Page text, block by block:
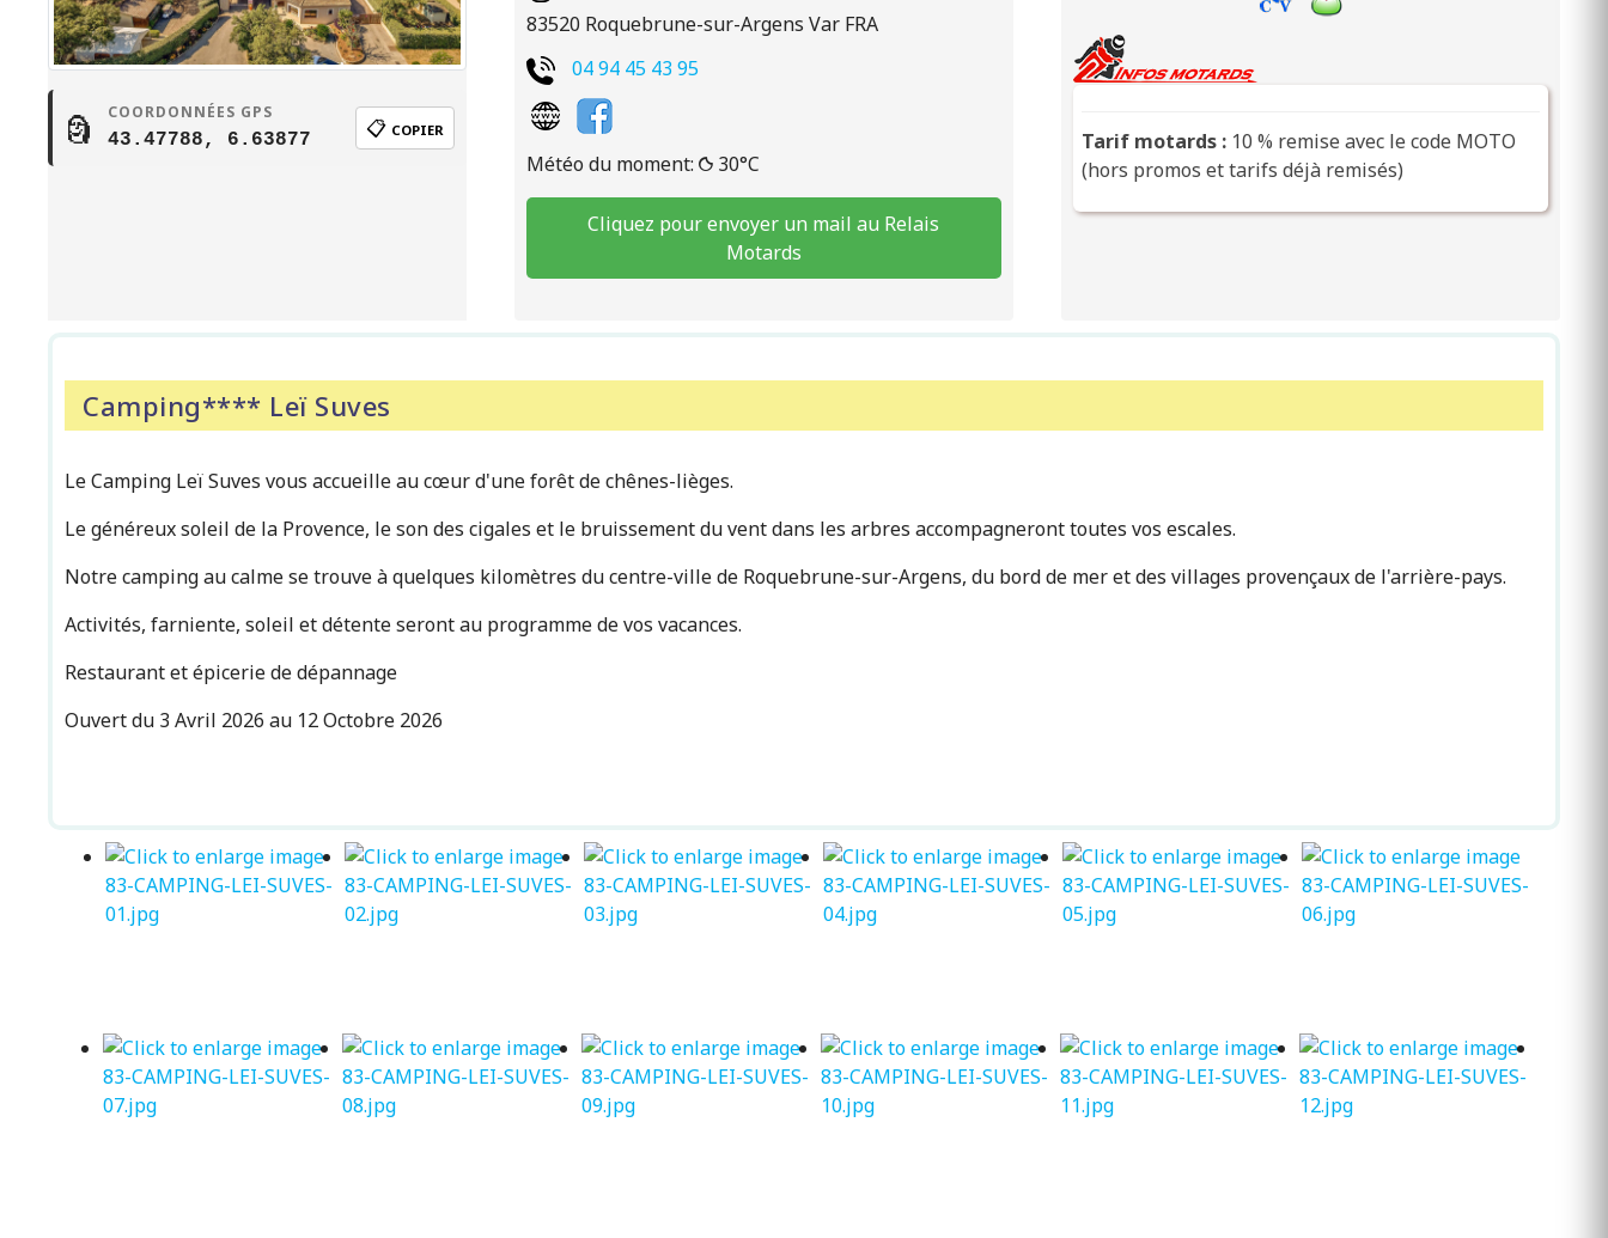
🗿 COORDONNÉES GPS
43.47788, 6.63877 📋 COPIER
83520 Roquebrune-sur-Argens Var FRA
04 94 45 43 95
Météo du moment: 30°C
Cliquez pour envoyer un mail au Relais
Motards
Tarif motards : 10 % remise avec le code MOTO
(hors promos et tarifs déjà remisés)
Camping**** Leï Suves
Le Camping Leï Suves vous accueille au cœur d'une forêt de chênes-lièges.
Le généreux soleil de la Provence, le son des cigales et le bruissement du vent dans les arbres accompagneront toutes vos escales.
Notre camping au calme se trouve à quelques kilomètres du centre-ville de Roquebrune-sur-Argens, du bord de mer et des villages provençaux de l'arrière-pays.
Activités, farniente, soleil et détente seront au programme de vos vacances.
Restaurant et épicerie de dépannage
Ouvert du 3 Avril 2026 au 12 Octobre 2026